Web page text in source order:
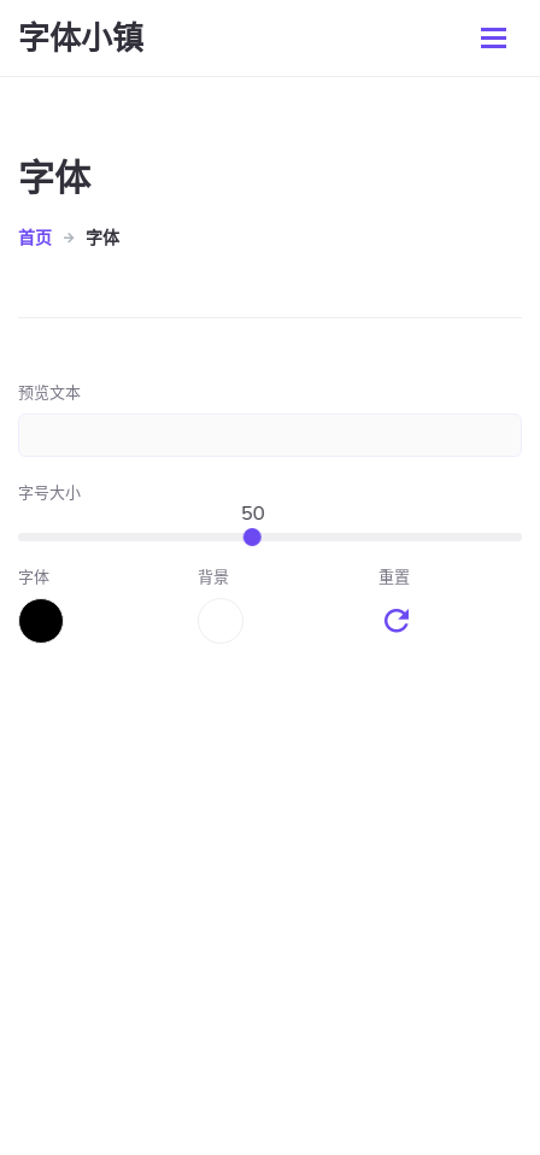
字体小镇
字体
首页 字体
预览文本
字号大小
50
字体 背景 重置